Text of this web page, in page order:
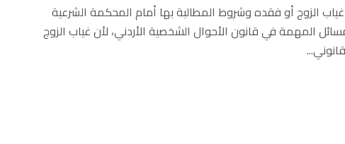
الزوج أو فقده وشروط المطالبة بها أمام المحكمة الشرعية
المهمة في قانون الأحوال الشخصية الأردني، لأن غياب الزوج